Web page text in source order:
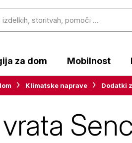
za dom Mobilnost
Klimatske naprave Dodatki